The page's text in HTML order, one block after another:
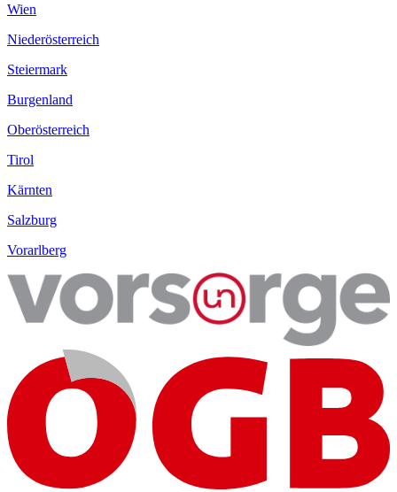
Wien
Niederösterreich
Steiermark
Burgenland
Oberösterreich
Tirol
Kärnten
Salzburg
Vorarlberg